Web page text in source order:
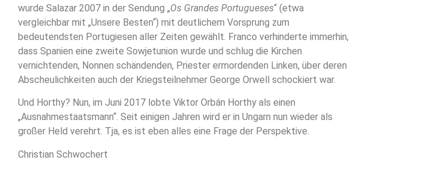
wurde Salazar 2007 in der Sendung „Os Grandes Portugueses“ (etwa
vergleichbar mit „Unsere Besten“) mit deutlichem Vorsprung zum
bedeutendsten Portugiesen aller Zeiten gewählt. Franco verhinderte immerhin,
dass Spanien eine zweite Sowjetunion wurde und schlug die Kirchen
vernichtenden, Nonnen schändenden, Priester ermordenden Linken, über deren
Abscheulichkeiten auch der Kriegsteilnehmer George Orwell schockiert war.
Und Horthy? Nun, im Juni 2017 lobte Viktor Orbán Horthy als einen
„Ausnahmestaatsmann“. Seit einigen Jahren wird er in Ungarn nun wieder als
großer Held verehrt. Tja, es ist eben alles eine Frage der Perspektive.
Christian Schwochert